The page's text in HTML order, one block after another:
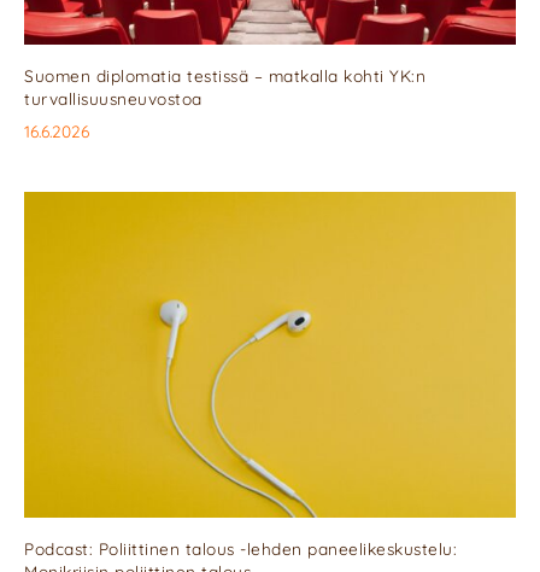
Suomen diplomatia testissä – matkalla kohti YK:n
turvallisuusneuvostoa
16.6.2026
Podcast: Poliittinen talous -lehden paneelikeskustelu: